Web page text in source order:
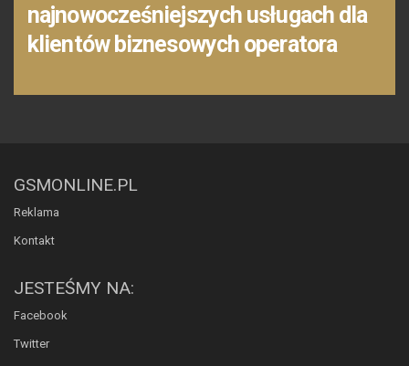
najnowocześniejszych usługach dla
klientów biznesowych operatora
GSMONLINE.PL
Reklama
Kontakt
JESTEŚMY NA:
Facebook
Twitter